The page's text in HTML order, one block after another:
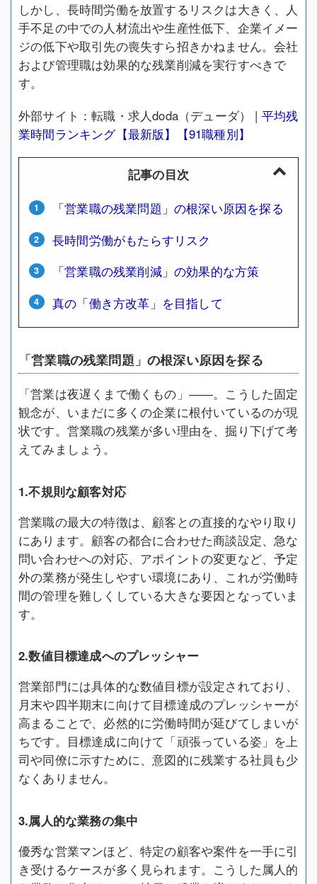
しかし、長時間労働を放置するリスクは大きく、人
手不足の中での人材流出や生産性低下、企業イメー
ジの低下や取引先の喪失すら招きかねません。会社
および管理職は効果的な残業削減を実行すべきで
す。
外部サイト：転職・求人doda（デューダ） | 平均残
業時間ランキング【最新版】【91職種別】
記事の目次
「営業職の残業問題」の根深い原因を探る
長時間労働がもたらすリスク
「営業職の残業削減」の効果的な方策
真の「働き方改革」を目指して
「営業職の残業問題」の根深い原因を探る
「営業は夜遅くまで働くもの」――。こうした固定
観念が、いまだに多くの企業に根付いているのが現
状です。営業職の残業が多い理由を、掘り下げて考
えてみましょう。
1.不規則な顧客対応
営業職の最大の特徴は、顧客との直接的なやり取り
にあります。顧客の都合に合わせた商談設定、急な
問い合わせへの対応、アポイントの変更など、予定
外の業務が発生しやすい環境にあり、これが労働時
間の管理を難しくしている大きな要因となっていま
す。
2.数値目標達成へのプレッシャー
営業部門には具体的な数値目標が設定されており、
月末や四半期末に向けて目標達成のプレッシャーが
高まることで、必然的に労働時間が延びてしまいが
ちです。目標達成に向けて「頑張っている姿」を上
司や同僚に示すために、意図的に残業する社員も少
なくありません。
3.属人的な業務の集中
優秀な営業マンほど、特定の顧客や案件を一手に引
き受けるケースが多く見られます。こうした属人的